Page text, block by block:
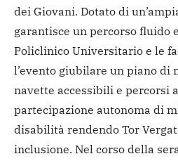
dei Giovani. Dotato di
garantisce un percorso fluido
Policlinico Universitario e le
l’evento giubilare un piano di
navette accessibili e percorsi
partecipazione autonoma di
disabilità rendendo Tor
inclusione. Nel corso della